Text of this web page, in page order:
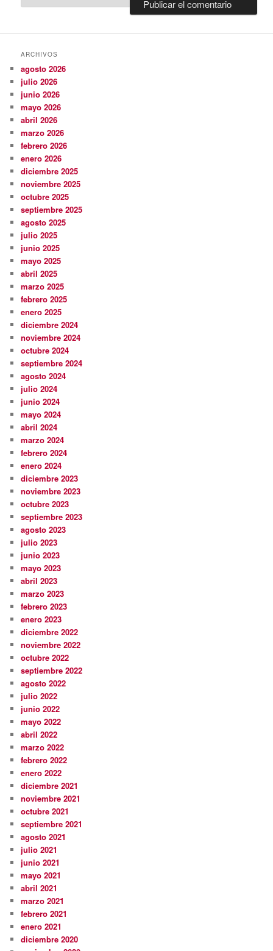
ARCHIVOS
agosto 2026
julio 2026
junio 2026
mayo 2026
abril 2026
marzo 2026
febrero 2026
enero 2026
diciembre 2025
noviembre 2025
octubre 2025
septiembre 2025
agosto 2025
julio 2025
junio 2025
mayo 2025
abril 2025
marzo 2025
febrero 2025
enero 2025
diciembre 2024
noviembre 2024
octubre 2024
septiembre 2024
agosto 2024
julio 2024
junio 2024
mayo 2024
abril 2024
marzo 2024
febrero 2024
enero 2024
diciembre 2023
noviembre 2023
octubre 2023
septiembre 2023
agosto 2023
julio 2023
junio 2023
mayo 2023
abril 2023
marzo 2023
febrero 2023
enero 2023
diciembre 2022
noviembre 2022
octubre 2022
septiembre 2022
agosto 2022
julio 2022
junio 2022
mayo 2022
abril 2022
marzo 2022
febrero 2022
enero 2022
diciembre 2021
noviembre 2021
octubre 2021
septiembre 2021
agosto 2021
julio 2021
junio 2021
mayo 2021
abril 2021
marzo 2021
febrero 2021
enero 2021
diciembre 2020